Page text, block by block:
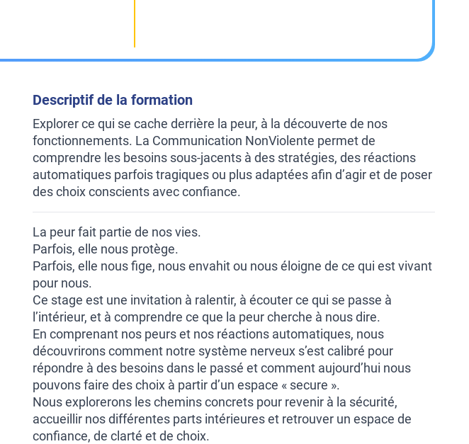
Descriptif de la formation
Explorer ce qui se cache derrière la peur, à la découverte de nos
fonctionnements. La Communication NonViolente permet de
comprendre les besoins sous-jacents à des stratégies, des réactions
automatiques parfois tragiques ou plus adaptées afin d’agir et de poser
des choix conscients avec confiance.
La peur fait partie de nos vies.
Parfois, elle nous protège.
Parfois, elle nous fige, nous envahit ou nous éloigne de ce qui est vivant
pour nous.
Ce stage est une invitation à ralentir, à écouter ce qui se passe à
l’intérieur, et à comprendre ce que la peur cherche à nous dire.
En comprenant nos peurs et nos réactions automatiques, nous
découvrirons comment notre système nerveux s’est calibré pour
répondre à des besoins dans le passé et comment aujourd’hui nous
pouvons faire des choix à partir d’un espace « secure ».
Nous explorerons les chemins concrets pour revenir à la sécurité,
accueillir nos différentes parts intérieures et retrouver un espace de
confiance, de clarté et de choix.